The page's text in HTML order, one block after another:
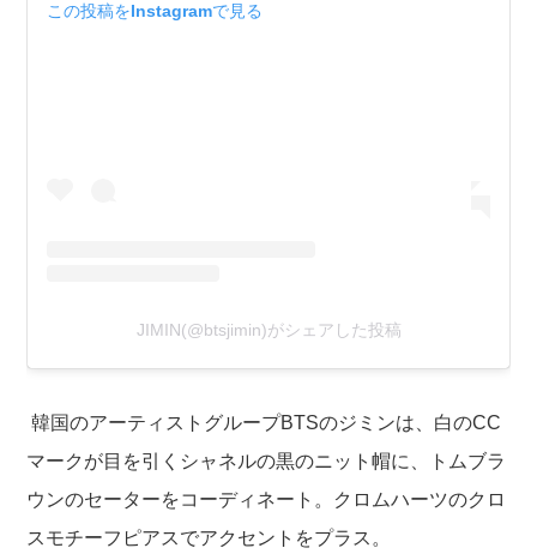
この投稿をInstagramで見る
JIMIN(@btsjimin)がシェアした投稿
韓国のアーティストグループBTSのジミンは、白のCC
マークが目を引くシャネルの黒のニット帽に、トムブラ
ウンのセーターをコーディネート。クロムハーツのクロ
スモチーフピアスでアクセントをプラス。